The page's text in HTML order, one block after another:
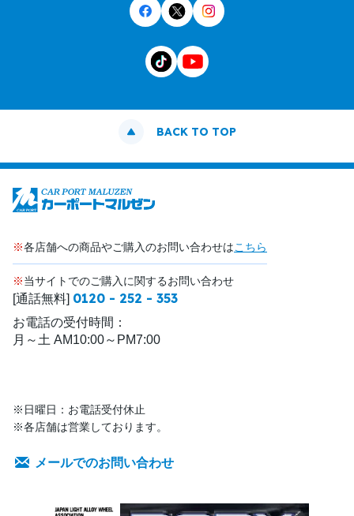
BACK TO TOP
※各店舗への商品やご購入のお問い合わせはこちら
※当サイトでのご購入に関するお問い合わせ
[通話無料] 0120 - 252 - 353
お電話の受付時間：
月～土 AM10:00～PM7:00
※日曜日：お電話受付休止
※各店舗は営業しております。
メールでのお問い合わせ